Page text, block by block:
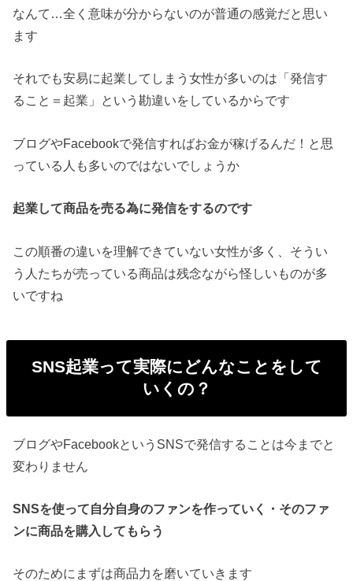
なんて…全く意味が分からないのが普通の感覚だと思い
ます
それでも安易に起業してしまう女性が多いのは「発信す
ること＝起業」という勘違いをしているからです
ブログやFacebookで発信すればお金が稼げるんだ！と思
っている人も多いのではないでしょうか
起業して商品を売る為に発信をするのです
この順番の違いを理解できていない女性が多く、そうい
う人たちが売っている商品は残念ながら怪しいものが多
いですね
SNS起業って実際にどんなことをして
いくの？
ブログやFacebookというSNSで発信することは今までと
変わりません
SNSを使って自分自身のファンを作っていく・そのファ
ンに商品を購入してもらう
そのためにまずは商品力を磨いていきます